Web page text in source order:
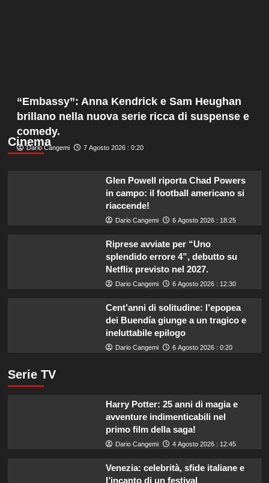
Cinema
“Embassy”: Anna Kendrick e Sam Heughan
brillano nella nuova serie ricca di suspense e
comedy.
Dario Cangemi 7 Agosto 2026 : 0:20
Glen Powell riporta Chad Powers
in campo: il football americano si
riaccende!
Dario Cangemi 6 Agosto 2026 : 18:25
Riprese avviate per “Uno
splendido errore 4”, debutto su
Netflix previsto nel 2027.
Dario Cangemi 6 Agosto 2026 : 12:30
Cent’anni di solitudine: l’epopea
dei Buendía giunge a un tragico e
ineluttabile epilogo
Dario Cangemi 6 Agosto 2026 : 0:20
Serie TV
Harry Potter: 25 anni di magia e
avventure indimenticabili nel
primo film della saga!
Dario Cangemi 4 Agosto 2026 : 12:45
Venezia: celebrità, sfide italiane e
l’incanto di un festival